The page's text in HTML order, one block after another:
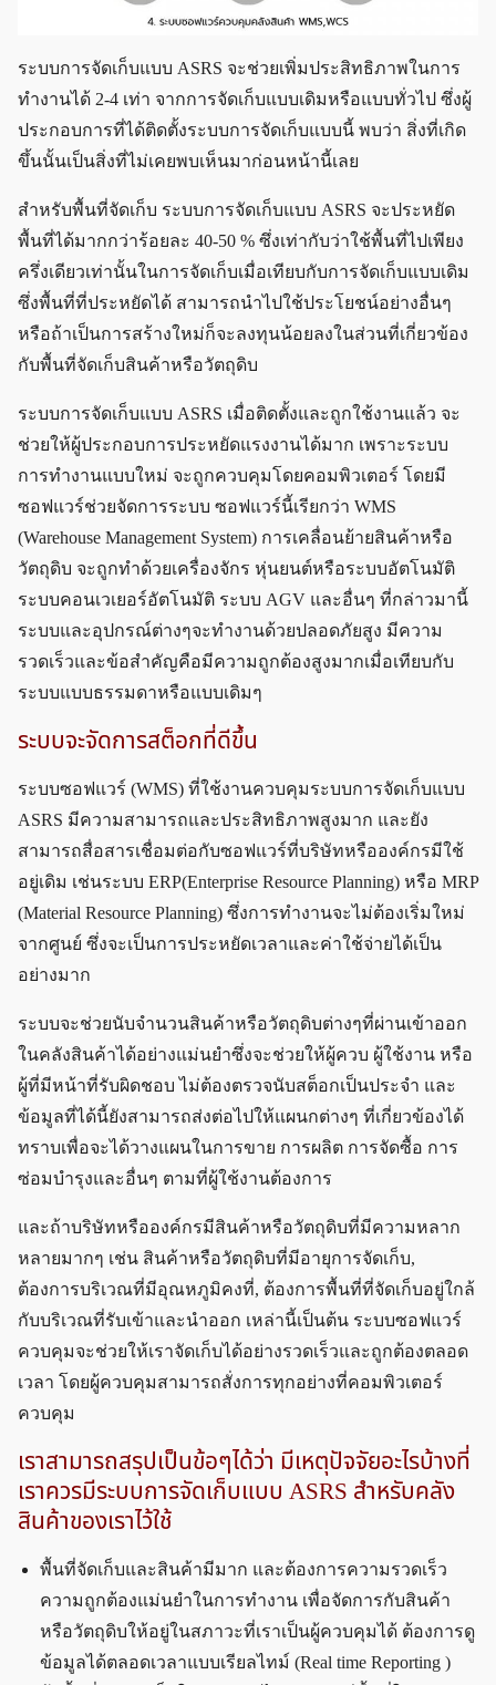
ระบบการจัดเก็บแบบ ASRS จะช่วยเพิ่มประสิทธิภาพในการ
ทำงานได้ 2-4 เท่า จากการจัดเก็บแบบเดิมหรือแบบทั่วไป ซึ่งผู้
ประกอบการที่ได้ติดตั้งระบบการจัดเก็บแบบนี้ พบว่า สิ่งที่เกิด
ขึ้นนั้นเป็นสิ่งที่ไม่เคยพบเห็นมาก่อนหน้านี้เลย
สำหรับพื้นที่จัดเก็บ ระบบการจัดเก็บแบบ ASRS จะประหยัด
พื้นที่ได้มากกว่าร้อยละ 40-50 % ซึ่งเท่ากับว่าใช้พื้นที่ไปเพียง
ครึ่งเดียวเท่านั้นในการจัดเก็บเมื่อเทียบกับการจัดเก็บแบบเดิม
ซึ่งพื้นที่ที่ประหยัดได้ สามารถนำไปใช้ประโยชน์อย่างอื่นๆ
หรือถ้าเป็นการสร้างใหม่ก็จะลงทุนน้อยลงในส่วนที่เกี่ยวข้อง
กับพื้นที่จัดเก็บสินค้าหรือวัตถุดิบ
ระบบการจัดเก็บแบบ ASRS เมื่อติดตั้งและถูกใช้งานแล้ว จะ
ช่วยให้ผู้ประกอบการประหยัดแรงงานได้มาก เพราะระบบ
การทำงานแบบใหม่ จะถูกควบคุมโดยคอมพิวเตอร์ โดยมี
ซอฟแวร์ช่วยจัดการระบบ ซอฟแวร์นี้เรียกว่า WMS
(Warehouse Management System) การเคลื่อนย้ายสินค้าหรือ
วัตถุดิบ จะถูกทำด้วยเครื่องจักร หุ่นยนต์หรือระบบอัตโนมัติ
ระบบคอนเวเยอร์อัตโนมัติ ระบบ AGV และอื่นๆ ที่กล่าวมานี้
ระบบและอุปกรณ์ต่างๆจะทำงานด้วยปลอดภัยสูง มีความ
รวดเร็วและข้อสำคัญคือมีความถูกต้องสูงมากเมื่อเทียบกับ
ระบบแบบธรรมดาหรือแบบเดิมๆ
ระบบจะจัดการสต็อกที่ดีขึ้น
ระบบซอฟแวร์ (WMS) ที่ใช้งานควบคุมระบบการจัดเก็บแบบ
ASRS มีความสามารถและประสิทธิภาพสูงมาก และยัง
สามารถสื่อสารเชื่อมต่อกับซอฟแวร์ที่บริษัทหรือองค์กรมีใช้
อยู่เดิม เช่นระบบ ERP(Enterprise Resource Planning) หรือ MRP
(Material Resource Planning) ซึ่งการทำงานจะไม่ต้องเริ่มใหม่
จากศูนย์ ซึ่งจะเป็นการประหยัดเวลาและค่าใช้จ่ายได้เป็น
อย่างมาก
ระบบจะช่วยนับจำนวนสินค้าหรือวัตถุดิบต่างๆที่ผ่านเข้าออก
ในคลังสินค้าได้อย่างแม่นยำซึ่งจะช่วยให้ผู้ควบ ผู้ใช้งาน หรือ
ผู้ที่มีหน้าที่รับผิดชอบ ไม่ต้องตรวจนับสต็อกเป็นประจำ และ
ข้อมูลที่ได้นี้ยังสามารถส่งต่อไปให้แผนกต่างๆ ที่เกี่ยวข้องได้
ทราบเพื่อจะได้วางแผนในการขาย การผลิต การจัดซื้อ การ
ซ่อมบำรุงและอื่นๆ ตามที่ผู้ใช้งานต้องการ
และถ้าบริษัทหรือองค์กรมีสินค้าหรือวัตถุดิบที่มีความหลาก
หลายมากๆ เช่น สินค้าหรือวัตถุดิบที่มีอายุการจัดเก็บ,
ต้องการบริเวณที่มีอุณหภูมิคงที่, ต้องการพื้นที่ที่จัดเก็บอยู่ใกล้
กับบริเวณที่รับเข้าและนำออก เหล่านี้เป็นต้น ระบบซอฟแวร์
ควบคุมจะช่วยให้เราจัดเก็บได้อย่างรวดเร็วและถูกต้องตลอด
เวลา โดยผู้ควบคุมสามารถสั่งการทุกอย่างที่คอมพิวเตอร์
ควบคุม
เราสามารถสรุปเป็นข้อๆได้ว่า มีเหตุปัจจัยอะไรบ้างที่
เราควรมีระบบการจัดเก็บแบบ ASRS สำหรับคลัง
สินค้าของเราไว้ใช้
พื้นที่จัดเก็บและสินค้ามีมาก และต้องการความรวดเร็ว
ความถูกต้องแม่นยำในการทำงาน เพื่อจัดการกับสินค้า
หรือวัตถุดิบให้อยู่ในสภาวะที่เราเป็นผู้ควบคุมได้ ต้องการดู
ข้อมูลได้ตลอดเวลาแบบเรียลไทม์ (Real time Reporting )